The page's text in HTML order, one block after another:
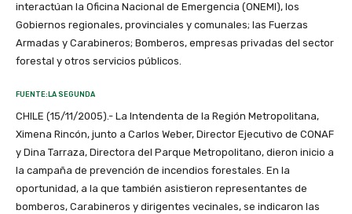
interactúan la Oficina Nacional de Emergencia (ONEMI), los
Gobiernos regionales, provinciales y comunales; las Fuerzas
Armadas y Carabineros; Bomberos, empresas privadas del sector
forestal y otros servicios públicos.
FUENTE:LA SEGUNDA
CHILE (15/11/2005).- La Intendenta de la Región Metropolitana,
Ximena Rincón, junto a Carlos Weber, Director Ejecutivo de CONAF
y Dina Tarraza, Directora del Parque Metropolitano, dieron inicio a
la campaña de prevención de incendios forestales. En la
oportunidad, a la que también asistieron representantes de
bomberos, Carabineros y dirigentes vecinales, se indicaron las